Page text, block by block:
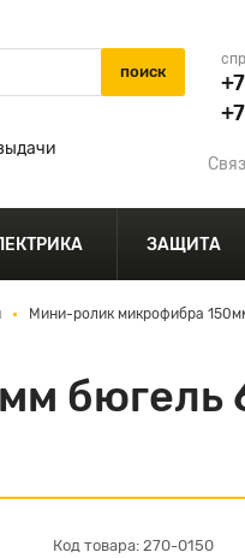
ЗАЩИТА
Мини-ролик микрофибра
бюгель
Код товара: 270-0150